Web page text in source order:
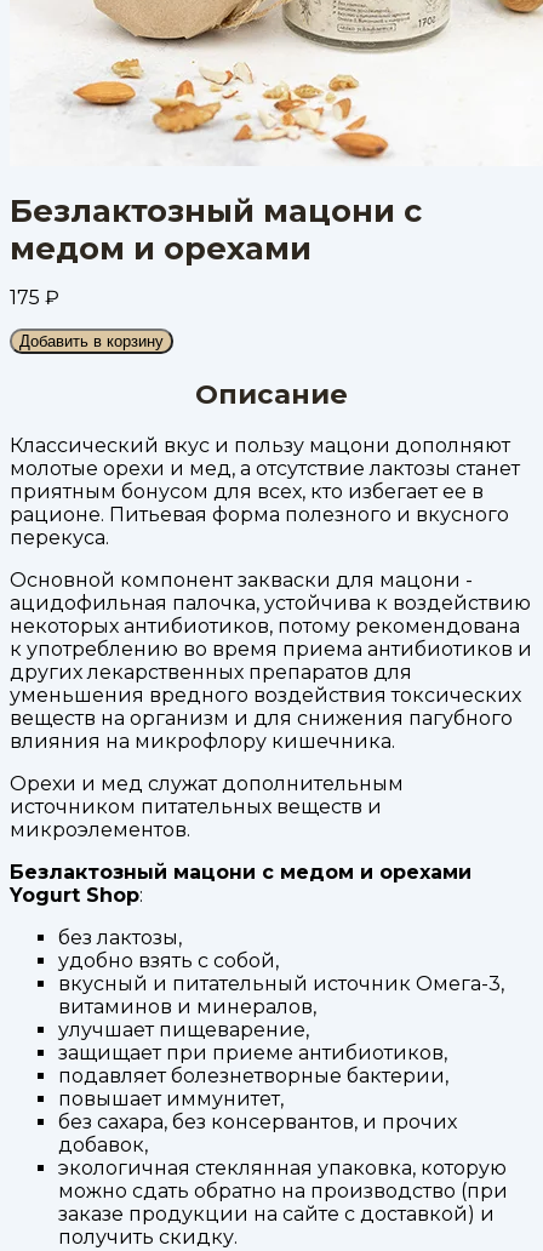
Безлактозный мацони с
медом и орехами
175 ₽
Добавить в корзину
Описание
Классический вкус и пользу мацони дополняют
молотые орехи и мед, а отсутствие лактозы станет
приятным бонусом для всех, кто избегает ее в
рационе. Питьевая форма полезного и вкусного
перекуса.
Основной компонент закваски для мацони -
ацидофильная палочка, устойчива к воздействию
некоторых антибиотиков, потому рекомендована
к употреблению во время приема антибиотиков и
других лекарственных препаратов для
уменьшения вредного воздействия токсических
веществ на организм и для снижения пагубного
влияния на микрофлору кишечника.
Орехи и мед служат дополнительным
источником питательных веществ и
микроэлементов.
Безлактозный мацони с медом и орехами
Yogurt Shop:
без лактозы,
удобно взять с собой,
вкусный и питательный источник Омега-3,
витаминов и минералов,
улучшает пищеварение,
защищает при приеме антибиотиков,
подавляет болезнетворные бактерии,
повышает иммунитет,
без сахара, без консервантов, и прочих
добавок,
экологичная стеклянная упаковка, которую
можно сдать обратно на производство (при
заказе продукции на сайте с доставкой) и
получить скидку.